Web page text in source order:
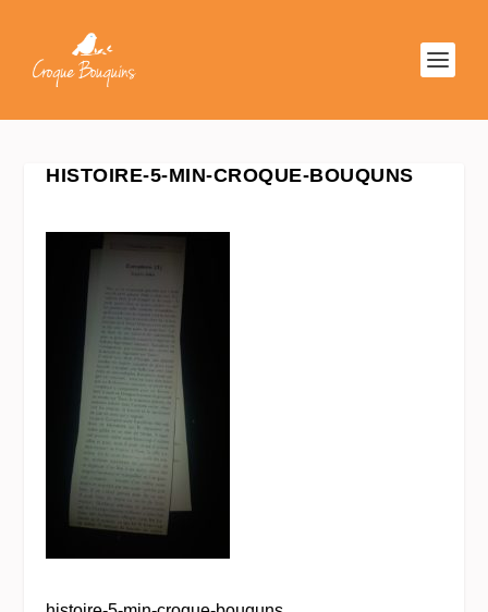
HISTOIRE-5-MIN-CROQUE-BOUQUNS